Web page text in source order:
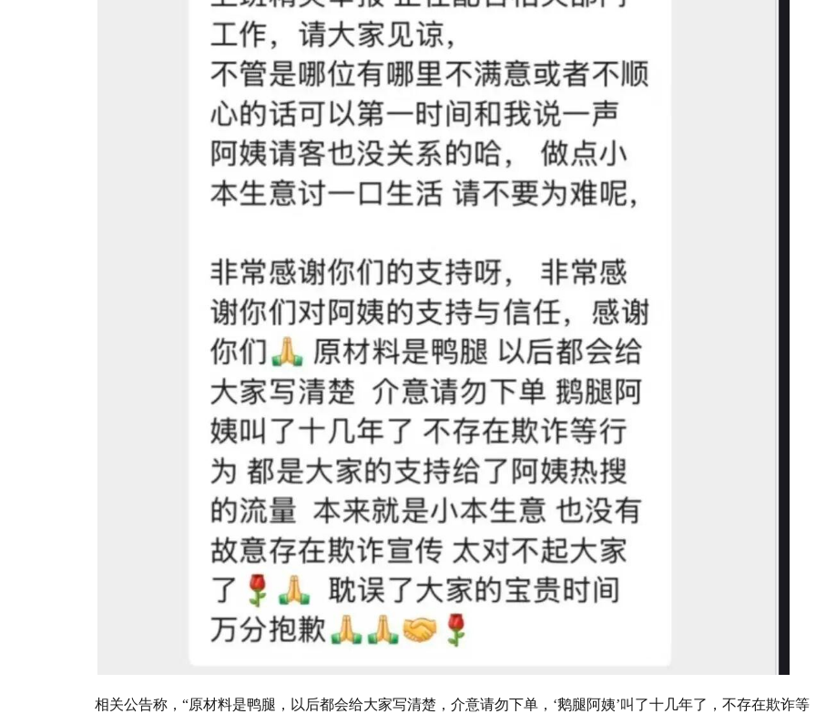
相关公告称，“原材料是鸭腿，以后都会给大家写清楚，介意请勿下单，‘鹅腿阿姨’叫了十几年了，不存在欺诈等